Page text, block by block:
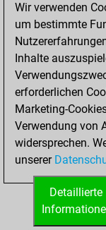
Bauernopfer
Matt auf
Bauer setzt
Erstickte
Türme auf
STARTSEITE
Wir verwenden
um bestimmte
Inhalte
erforderlichen
Marketing-
Verwendung von
widersprechen.
unserer
Detaillierte